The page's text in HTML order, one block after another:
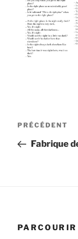
Navigation
l’article
Article
précédent
PRÉCÉDENT
Fabrique